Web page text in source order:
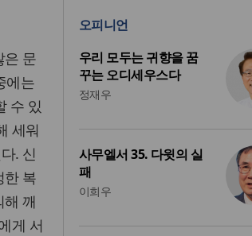
은 문
에는
수 있
세워
. 신
한 복
해 깨
게 서
오피니언
우리 모두는 귀향을 꿈
꾸는 오디세우스다
정재우
사무엘서 35. 다윗의 실
패
이희우